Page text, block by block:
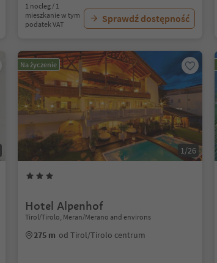
1 nocleg / 1
mieszkanie w tym
podatek VAT
Sprawdź dostępność
Na życzenie
1/26
Hotel Alpenhof
Tirol/Tirolo, Meran/Merano and environs
275 m od Tirol/Tirolo centrum